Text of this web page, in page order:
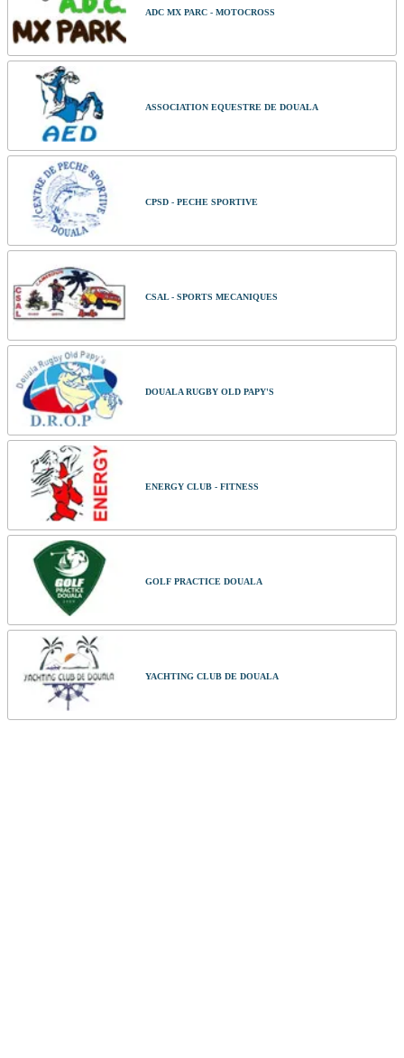
ADC MX PARC - MOTOCROSS
ASSOCIATION EQUESTRE DE DOUALA
CPSD - PECHE SPORTIVE
CSAL - SPORTS MECANIQUES
DOUALA RUGBY OLD PAPY'S
ENERGY CLUB - FITNESS
GOLF PRACTICE DOUALA
YACHTING CLUB DE DOUALA